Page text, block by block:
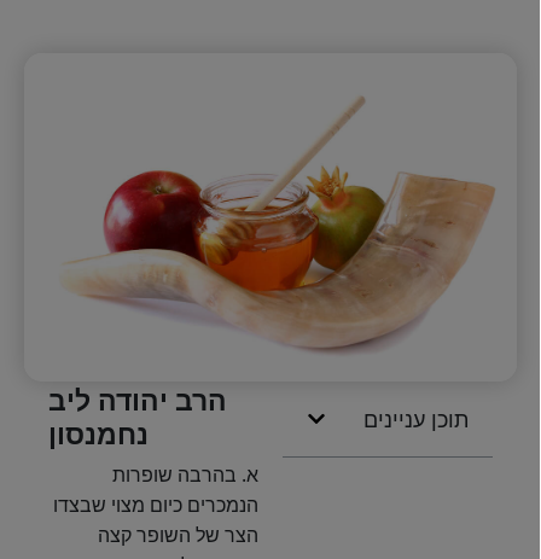
תוכן עניינים
הרב יהודה ליב
נחמנסון
א. בהרבה שופרות
הנמכרים כיום מצוי שבצדו
הצר של השופר קצה